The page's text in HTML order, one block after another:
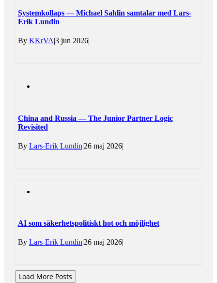
Systemkollaps — Michael Sahlin samtalar med Lars-
Erik Lundin
By KKrVA|3 jun 2026|
China and Russia — The Junior Partner Logic
Revisited
By Lars-Erik Lundin|26 maj 2026|
AI som säkerhetspolitiskt hot och möjlighet
By Lars-Erik Lundin|26 maj 2026|
Load More Posts